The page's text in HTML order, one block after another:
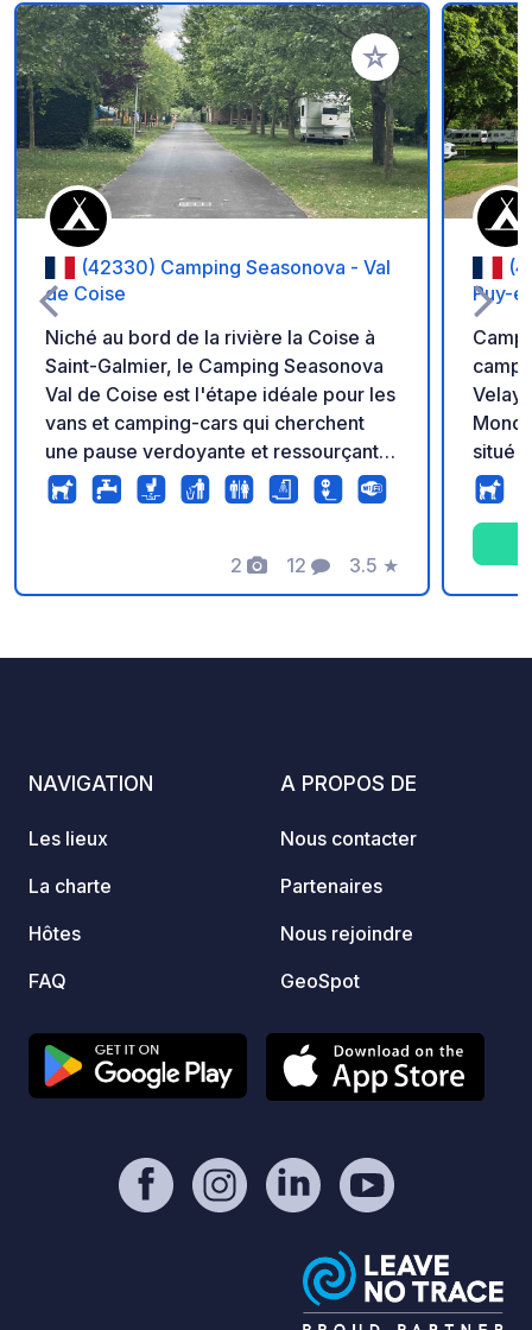
Ajouter à vos
(42330) Camping Seasonova - Val
de Coise
Niché au bord de la rivière la Coise à
Saint-Galmier, le Camping Seasonova
Val de Coise est l'étape idéale pour les
vans et camping-cars qui cherchent
une pause verdoyante et ressourçante
dans la Loire. Le camping permet de
rejoindre facilement à pied le centre-
thermale, connue pour sa douceur de
vivre. Le site dispose d'emplacements
2
Photos
12
Commentaires
3.5
Note
★
Puy-
situé
de
et au
12h
NAVIGATION
Les lieux
La charte
Hôtes
FAQ
A PROPOS DE
Nous contacter
Partenaires
Nous rejoindre
GeoSpot